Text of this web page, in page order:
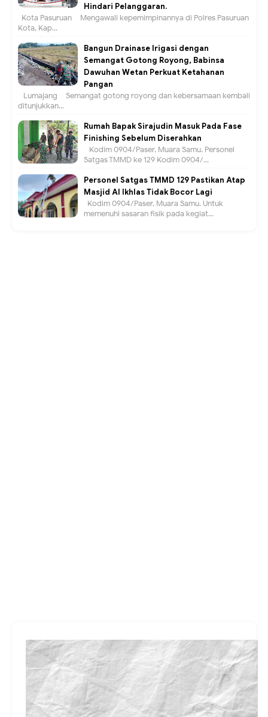
Hindari Pelanggaran.
Kota Pasuruan – Mengawali kepemimpinannya di Polres Pasuruan
Kota, Kap...
Bangun Drainase Irigasi dengan
Semangat Gotong Royong, Babinsa
Dawuhan Wetan Perkuat Ketahanan
Pangan
Lumajang – Semangat gotong royong dan kebersamaan kembali
ditunjukkan...
Rumah Bapak Sirajudin Masuk Pada Fase
Finishing Sebelum Diserahkan
Kodim 0904/Paser, Muara Samu. Personel
Satgas TMMD ke 129 Kodim 0904/...
Personel Satgas TMMD 129 Pastikan Atap
Masjid Al Ikhlas Tidak Bocor Lagi
Kodim 0904/Paser, Muara Samu. Untuk
memenuhi sasaran fisik pada kegiat...